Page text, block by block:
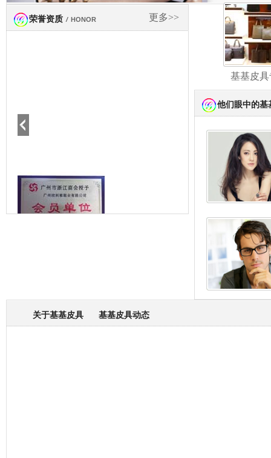
基基皮
更多>>
荣誉资质 / HONOR
他们眼中的基
关于基基皮具 基基皮具动态